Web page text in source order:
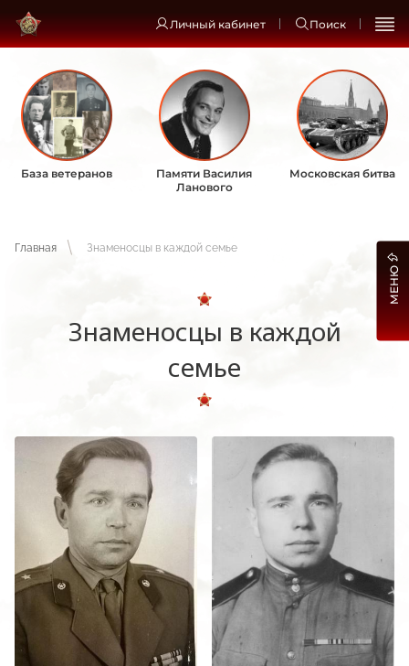
Личный кабинет Поиск
База ветеранов
Памяти Василия
Ланового
Московская битва
Главная Знаменосцы в каждой семье
Знаменосцы в каждой
семье
МЕНЮ